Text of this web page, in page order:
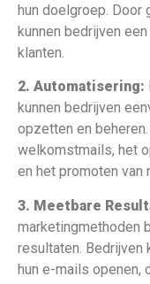
hun doelgroep.
kunnen bedrijven
klanten.
2. Automatisering:
kunnen bedrijven
opzetten en
welkomstmails, het
en het promoten van
3. Meetbare
marketingmethoden
resultaten. Bedrijven
hun e-mails openen,